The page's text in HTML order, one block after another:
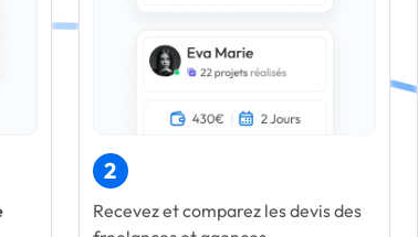
2
Recevez et comparez les devis des